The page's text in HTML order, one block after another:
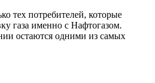
тех потребителей, которые
газа именно с Нафтогазом.
остаются одними из самых